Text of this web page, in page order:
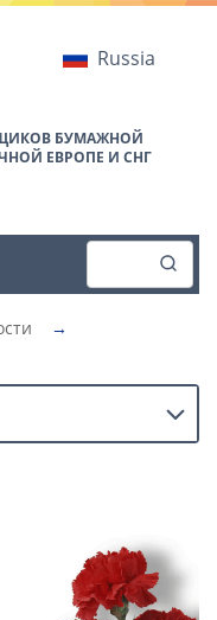
Russia
БУМАЖНОЙ
ЕВРОПЕ И СНГ
→